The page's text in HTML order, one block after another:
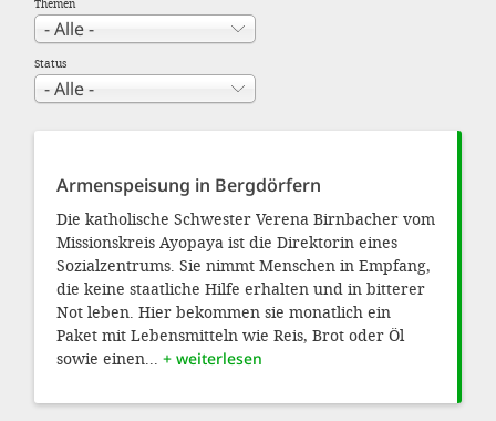
Themen
Status
Armenspeisung in Bergdörfern
Die katholische Schwester Verena Birnbacher vom
Missionskreis Ayopaya ist die Direktorin eines
Sozialzentrums. Sie nimmt Menschen in Empfang,
die keine staatliche Hilfe erhalten und in bitterer
Not leben. Hier bekommen sie monatlich ein
Paket mit Lebensmitteln wie Reis, Brot oder Öl
sowie einen... + weiterlesen
'Cookie-